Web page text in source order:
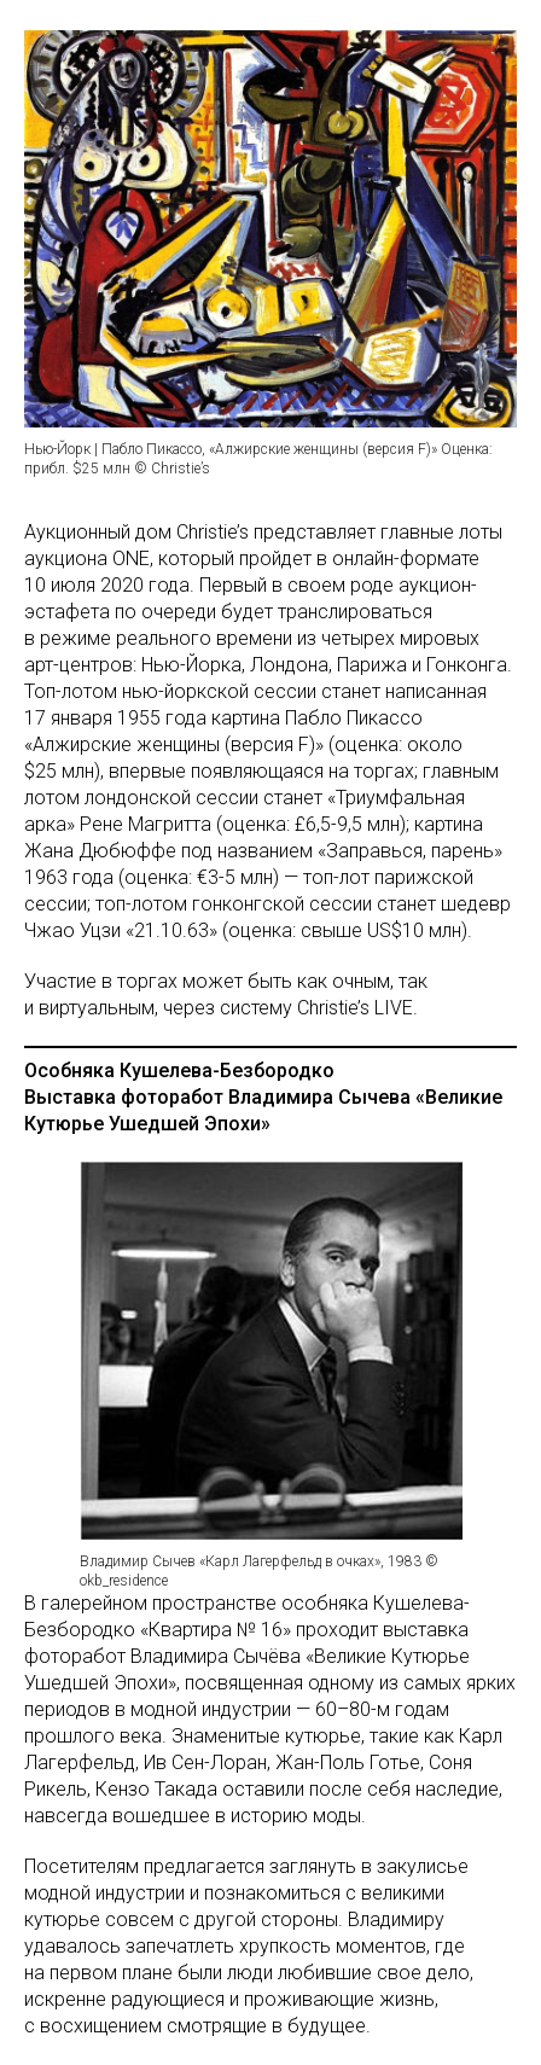
Нью-Йорк | Пабло Пикассо, «Алжирские женщины (версия F)» Оценка:
прибл. $25 млн © Christie’s
Аукционный дом Christie’s представляет главные лоты
аукциона ONE, который пройдет в онлайн-формате
10 июля 2020 года. Первый в своем роде аукцион-
эстафета по очереди будет транслироваться
в режиме реального времени из четырех мировых
арт-центров: Нью-Йорка, Лондона, Парижа и Гонконга.
Топ-лотом нью-йоркской сессии станет написанная
17 января 1955 года картина Пабло Пикассо
«Алжирские женщины (версия F)» (оценка: около
$25 млн), впервые появляющаяся на торгах; главным
лотом лондонской сессии станет «Триумфальная
арка» Рене Магритта (оценка: £6,5-9,5 млн); картина
Жана Дюбюффе под названием «Заправься, парень»
1963 года (оценка: €3-5 млн) — топ-лот парижской
сессии; топ-лотом гонконгской сессии станет шедевр
Чжао Уцзи «21.10.63» (оценка: свыше US$10 млн).
Участие в торгах может быть как очным, так
и виртуальным, через систему Christie’s LIVE.
Особняка Кушелева-Безбородко
Выставка фоторабот Владимира Сычева «Великие
Кутюрье Ушедшей Эпохи»
Владимир Сычев «Карл Лагерфельд в очках», 1983 ©
okb_residence
В галерейном пространстве особняка Кушелева-
Безбородко «Квартира № 16» проходит выставка
фоторабот Владимира Сычёва «Великие Кутюрье
Ушедшей Эпохи», посвященная одному из самых ярких
периодов в модной индустрии — 60–80-м годам
прошлого века. Знаменитые кутюрье, такие как Карл
Лагерфельд, Ив Сен-Лоран, Жан-Поль Готье, Соня
Рикель, Кензо Такада оставили после себя наследие,
навсегда вошедшее в историю моды.
Посетителям предлагается заглянуть в закулисье
модной индустрии и познакомиться с великими
кутюрье совсем с другой стороны. Владимиру
удавалось запечатлеть хрупкость моментов, где
на первом плане были люди любившие свое дело,
искренне радующиеся и проживающие жизнь,
с восхищением смотрящие в будущее.